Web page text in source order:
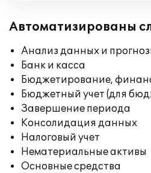
Автоматизированы
Анализ данных и
Банк и касса
Бюджетирование,
Бюджетный учет (для
Завершение периода
Консолидация данных
Налоговый учет
Нематериальные активы
Основные средства